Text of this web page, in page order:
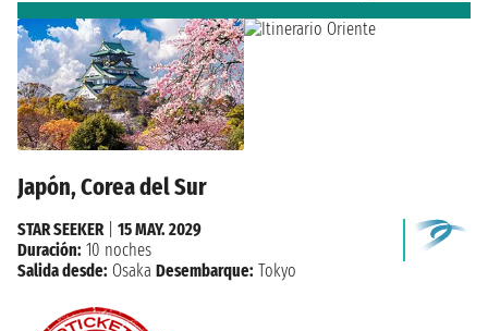
Japón, Corea del Sur
STAR SEEKER| 15 MAY. 2029
Duración: 10 noches
Salida desde: Osaka Desembarque: Tokyo